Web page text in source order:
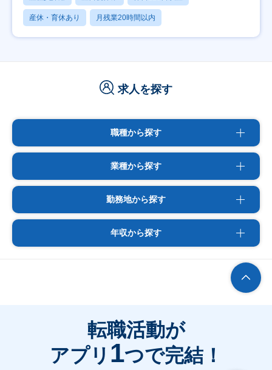
産休・育休あり 月残業20時間以内
求人を探す
職種から探す
業種から探す
勤務地から探す
年収から探す
転職活動が
アプリ 1つで完結！